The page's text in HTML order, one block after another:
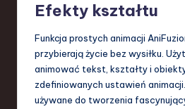
Efekty kształtu
Funkcja prostych animacji
przybierają życie bez wysiłku.
animować tekst, kształty i
zdefiniowanych ustawień animacji.
używane do tworzenia